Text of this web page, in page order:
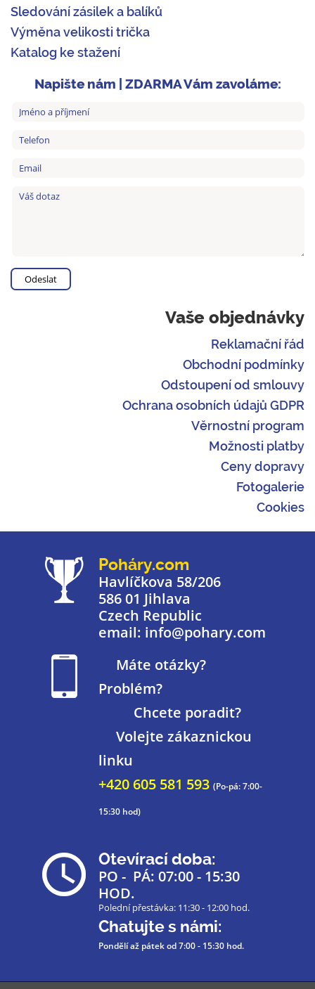
Sledování zásilek a balíků
Výměna velikosti trička
Katalog ke stažení
Napište nám | ZDARMA Vám zavoláme:
Vaše objednávky
Reklamační řád
Obchodní podmínky
Odstoupení od smlouvy
Ochrana osobních údajů GDPR
Věrnostní program
Možnosti platby
Ceny dopravy
Fotogalerie
Cookies
Poháry.com
Havlíčkova 58/206
586 01 Jihlava
Czech Republic
email: info@pohary.com
Máte otázky?
Problém?
Chcete poradit?
Volejte zákaznickou
linku
+420 605 581 593 (Po-pá: 7:00-
15:30 hod)
Otevírací doba:
PO - PÁ: 07:00 - 15:30
HOD.
Polední přestávka: 11:30 - 12:00 hod.
Chatujte s námi:
Pondělí až pátekod 7:00 - 15:30 hod.